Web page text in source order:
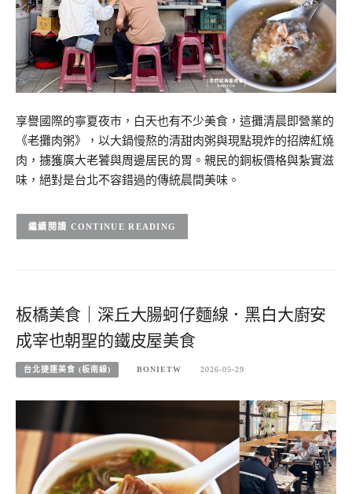
享譽國際的寧夏夜市，白天也有不少美食，這攤清晨即營業的
《老攤肉粥》，以大鍋慢熬的清甜肉粥與現點現炸的招牌紅燒
肉，擄獲廣大老饕與周邊居民的胃。親民的銅板價格與紮實滋
味，絕對是台北不容錯過的傳統晨間美味。
CONTINUE READING
板橋美食｜深丘大腸蚵仔麵線．黑白大廚安
成宰也朝聖的鐵皮屋美食
台北捷運美食 (板南線) BONIETW 2026-05-29